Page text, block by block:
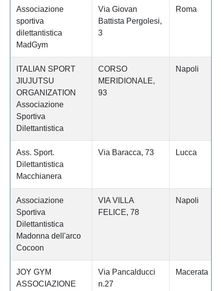
Associazione
sportiva
dilettantistica
MadGym
Via Giovan
Battista Pergolesi,
3
Roma
ITALIAN SPORT
JIUJUTSU
ORGANIZATION
Associazione
Sportiva
Dilettantistica
CORSO
MERIDIONALE,
93
Napoli
Ass. Sport.
Dilettantistica
Macchianera
Via Baracca, 73 Lucca
Associazione
Sportiva
Dilettantistica
Madonna dell'arco
Cocoon
VIA VILLA
FELICE, 78
Napoli
JOY GYM
ASSOCIAZIONE
Via Pancalducci
n.27
Macerata